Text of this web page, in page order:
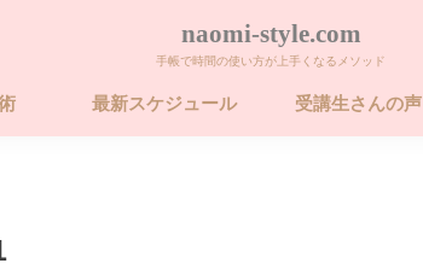
naomi-style.com
手帳で時間の使い方が上手くなるメソッド
術 最新スケジュール 受講生さんの声